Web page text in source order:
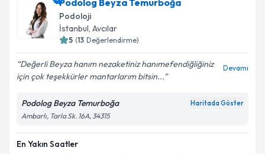
Podolog Beyza Temurboğa
Podoloji
İstanbul, Avcılar
5 (13 Değerlendirme)
Değerli Beyza hanım nezaketiniz hanımefendiğliğiniz
için çok teşekkürler mantarlarım bitsin...
Devamı
Podolog Beyza Temurboğa Haritada Göster
Ambarlı, Tarla Sk. 16A, 34315
En Yakın Saatler